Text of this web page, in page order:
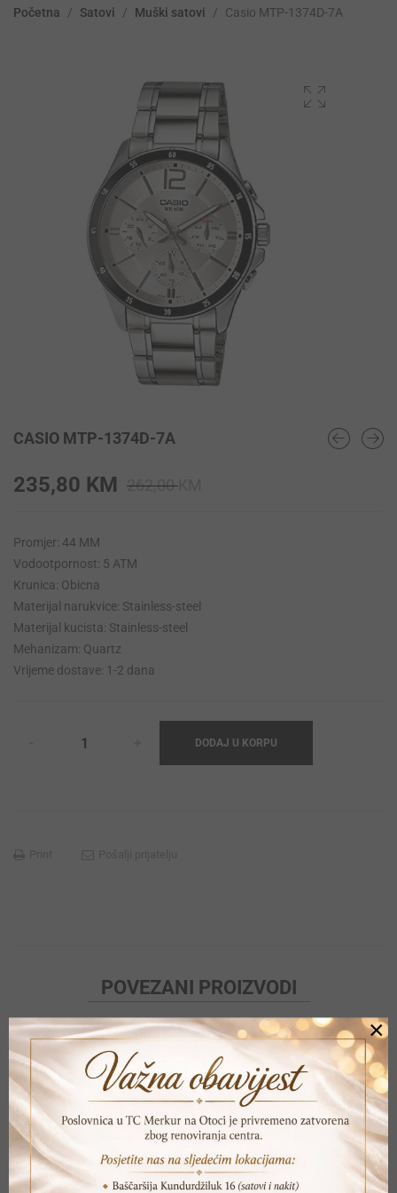
Početna / Satovi / Muški satovi / Casio MTP-1374D-7A
CASIO MTP-1374D-7A
262,00
235,80 KM
Promjer: 44 MM
Vodootpornost: 5 ATM
Krunica: Obicna
Materijal narukvice: Stainless-steel
Materijal kucista: Stainless-steel
Mehanizam: Quartz
Vrijeme dostave: 1-2 dana
DODAJ U KORPU
POVEZANI PROIZVODI
×